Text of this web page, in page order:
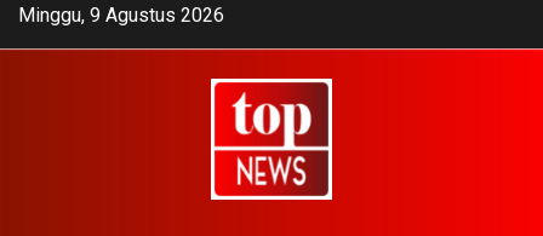
SkipMinggu, 9 Agustus 2026